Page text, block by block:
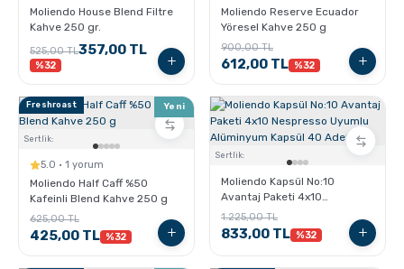
Kafeinsiz Kahveler
Çözünebilir Kahve
Çekirdek Kahve
Hindiba Kahvesi
Makine Temizleyiciler
Kahve Öğütücüleri
Tartı ve Ölçüler
Moliendo House Blend Filtre
Kahve 250 gr.
525,00 TL357,00 TL
%32
Moliendo Reserve Ecuador
Yöresel Kahve 250 g
900,00 TL
612,00 TL %32
Freshroast Yeni
Sertlik:
5.0 · 1 yorum
Moliendo Half Caff %50
Kafeinli Blend Kahve 250 g
625,00 TL
425,00 TL %32
Sertlik:
Moliendo Kapsül No:10
Avantaj Paketi 4x10
Nespresso Uyumlu
Alüminyum Kapsül 40 Adet
1.225,00 TL
833,00 TL %32